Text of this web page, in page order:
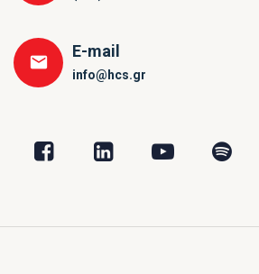
E-mail
info@hcs.gr